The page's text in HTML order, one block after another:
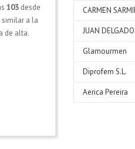
103 desde
similar a la
de alta.
CARMEN
JUAN
Glamourmen
Diprofem S.L.
Aerica Pereira